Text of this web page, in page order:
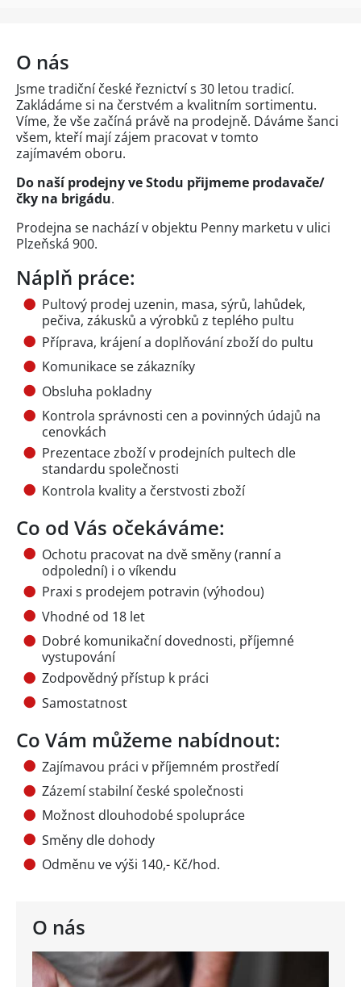
O nás
O nás
Jsme tradiční české řeznictví s 30 letou tradicí.
Zakládáme si na čerstvém a kvalitním sortimentu.
Víme, že vše začíná právě na prodejně. Dáváme šanci
všem, kteří mají zájem pracovat v tomto
zajímavém oboru.
Do naší prodejny ve Stodu přijmeme prodavače/
čky na brigádu.
Prodejna se nachází v objektu Penny marketu v ulici
Plzeňská 900.
Náplň práce:
Pultový prodej uzenin, masa, sýrů, lahůdek,
pečiva, zákusků a výrobků z teplého pultu
Příprava, krájení a doplňování zboží do pultu
Komunikace se zákazníky
Obsluha pokladny
Kontrola správnosti cen a povinných údajů na
cenovkách
Prezentace zboží v prodejních pultech dle
standardu společnosti
Kontrola kvality a čerstvosti zboží
Co od Vás očekáváme:
Ochotu pracovat na dvě směny (ranní a
odpolední) i o víkendu
Praxi s prodejem potravin (výhodou)
Vhodné od 18 let
Dobré komunikační dovednosti, příjemné
vystupování
Zodpovědný přístup k práci
Samostatnost
Co Vám můžeme nabídnout:
Zajímavou práci v příjemném prostředí
Zázemí stabilní české společnosti
Možnost dlouhodobé spolupráce
Směny dle dohody
Odměnu ve výši 140,- Kč/hod.